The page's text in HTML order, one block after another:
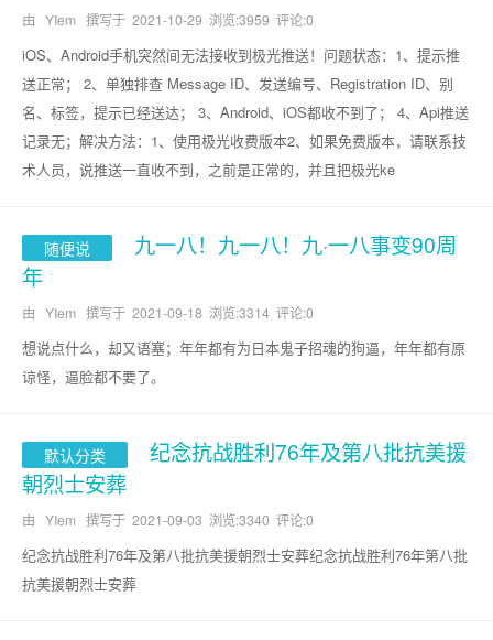
由 YIem 撰写于 2021-10-29 浏览:3959 评论:0
iOS、Android手机突然间无法接收到极光推送！问题状态：1、提示推
送正常； 2、单独排查 Message ID、发送编号、Registration ID、别
名、标签，提示已经送达； 3、Android、iOS都收不到了； 4、Api推送
记录无；解决方法：1、使用极光收费版本2、如果免费版本，请联系技
术人员，说推送一直收不到，之前是正常的，并且把极光ke
随便说
九一八！九一八！九·一八事变90周
年
由 YIem 撰写于 2021-09-18 浏览:3314 评论:0
想说点什么，却又语塞；年年都有为日本鬼子招魂的狗逼，年年都有原
谅怪，逼脸都不要了。
默认分类
纪念抗战胜利76年及第八批抗美援
朝烈士安葬
由 YIem 撰写于 2021-09-03 浏览:3340 评论:0
纪念抗战胜利76年及第八批抗美援朝烈士安葬纪念抗战胜利76年第八批
抗美援朝烈士安葬